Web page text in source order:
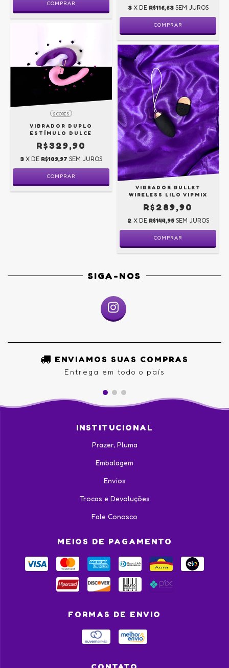
3 X DE R$116,63 SEM JUROS
COMPRAR
2 CORES
VIBRADOR DUPLO
ESTÍMULO DULCE
R$329,90
3 X DE R$109,97 SEM JUROS
COMPRAR
VIBRADOR BULLET
WIRELESS LILO VIPMIX
R$289,90
2 X DE R$144,95 SEM JUROS
COMPRAR
SIGA-NOS
ENVIAMOS SUAS COMPRAS
Entrega em todo o país
INSTITUCIONAL
Prazer, Pluma
Embalagem
Envios
Trocas e Devoluções
Fale Conosco
MEIOS DE PAGAMENTO
FORMAS DE ENVIO